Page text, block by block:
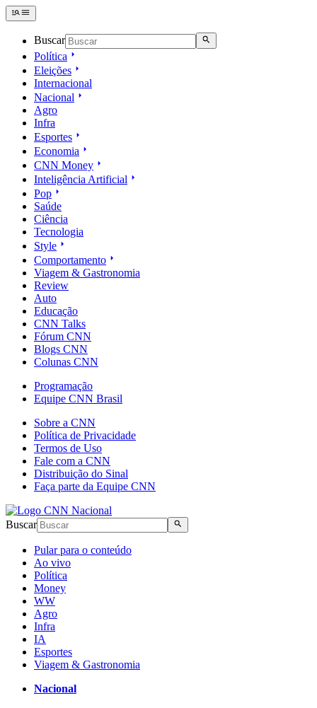
Buscar
Política
Eleições
Internacional
Nacional
Agro
Infra
Esportes
Economia
CNN Money
Inteligência Artificial
Pop
Saúde
Ciência
Tecnologia
Style
Comportamento
Viagem & Gastronomia
Review
Auto
Educação
CNN Talks
Fórum CNN
Blogs CNN
Colunas CNN
Programação
Equipe CNN Brasil
Sobre a CNN
Política de Privacidade
Termos de Uso
Fale com a CNN
Distribuição do Sinal
Faça parte da Equipe CNN
Buscar
Pular para o conteúdo
Ao vivo
Política
Money
WW
Agro
Infra
IA
Esportes
Viagem & Gastronomia
Nacional